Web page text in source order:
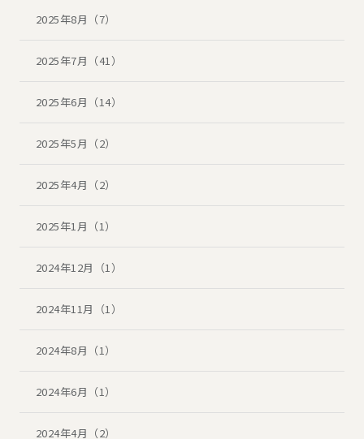
2025年8月（7）
2025年7月（41）
2025年6月（14）
2025年5月（2）
2025年4月（2）
2025年1月（1）
2024年12月（1）
2024年11月（1）
2024年8月（1）
2024年6月（1）
2024年4月（2）